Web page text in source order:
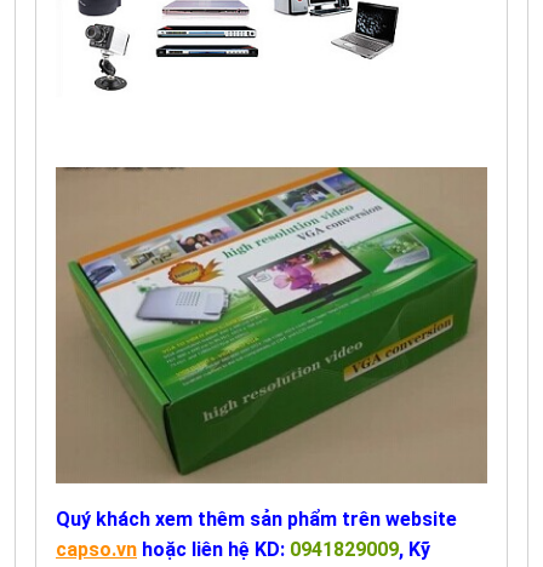
Quý khách xem thêm sản phẩm trên website
capso.vn hoặc liên hệ KD: 0941829009, Kỹ